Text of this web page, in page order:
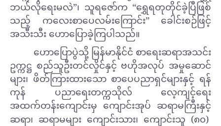
ဘယ်လိုရေးမလဲ”၊ သူရဇော်က “ရွှေရတုတိုင်ခဲ့ပြီဖြစ်
သည့် ကလေးစာပေလမ်းကြောင်း” ခေါင်းစဉ်ဖြင့်
အသီးသီး ဟောပြောခဲ့ကြပါသည်။
ဟောပြောပွဲသို့ မြန်မာနိုင်ငံ စာရေးဆရာအသင်း
ဥက္ကဋ္ဌ စည်သူဦးတင်လှိုင်နှင့် ဗဟိုအလုပ် အမှုဆောင်
များ၊ ဖိတ်ကြားထားသော စာပေပညာရှင်များနှင့် ရန်
ကုန် ပညာရေးတက္ကသိုလ် လေ့ကျင့်ရေး
အထက်တန်းကျောင်းမှ ကျောင်းအုပ် ဆရာမကြီးနှင့်
ဆရာ၊ ဆရာမများ ကျောင်းသား၊ ကျောင်းသူ (၈၀)